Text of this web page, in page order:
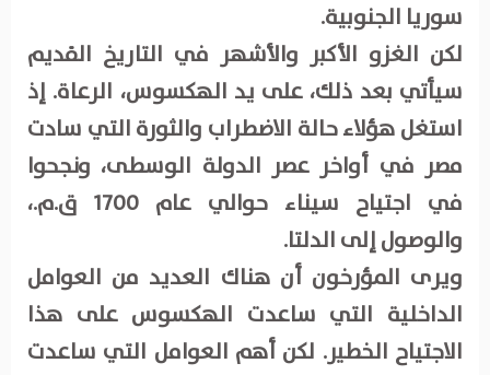
سوريا الجنوبية.
لكن الغزو الأكبر والأشهر في التاريخ القديم
سيأتي بعد ذلك، على يد الهكسوس، الرعاة. إذ
استغل هؤلاء حالة الاضطراب والثورة التي سادت
مصر في أواخر عصر الدولة الوسطى، ونجحوا
في اجتياح سيناء حوالي عام 1700 ق.م.،
والوصول إلى الدلتا.
ويرى المؤرخون أن هناك العديد من العوامل
الداخلية التي ساعدت الهكسوس على هذا
الاجتياح الخطير. لكن أهم العوامل التي ساعدت